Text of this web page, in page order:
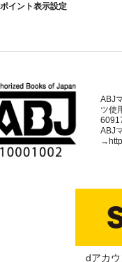
ポイント表示設定
ABJ
ツ使
ABJ
→
dアカ